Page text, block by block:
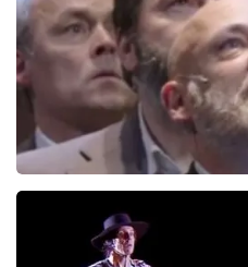
BESTEL NU
136laatste 30 minuten